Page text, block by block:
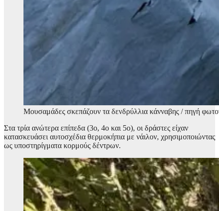
Μουσαμάδες σκεπάζουν τα δενδρύλλια κάνναβης / πηγή
Στα τρία ανώτερα επίπεδα (3ο, 4ο και 5ο), οι δράστες είχαν
κατασκευάσει αυτοσχέδια θερμοκήπια με νάιλον, χρησιμοποιώντας
ως υποστηρίγματα κορμούς δέντρων.